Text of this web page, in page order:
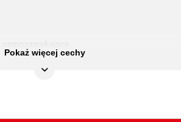
samozamykające
Pokaż więcej cechy